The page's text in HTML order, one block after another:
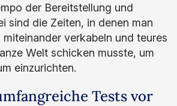
der Bereitstellung und
sind die Zeiten, in denen man
verkabeln und teures
Welt schicken musste, um
einzurichten.
Tests vor